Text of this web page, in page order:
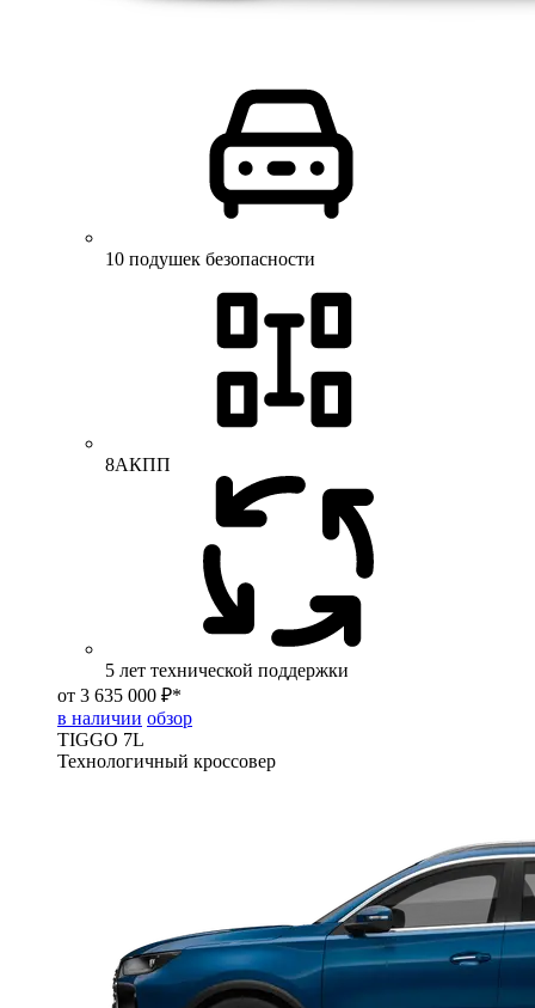
10 подушек безопасности
8АКПП
5 лет технической поддержки
от 3 635 000 ₽*
в наличии обзор
TIGGO 7L
Технологичный кроссовер